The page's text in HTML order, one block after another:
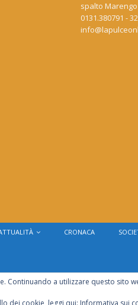
spalto
0131.380791 -
CRONACA
CONTATTI
Continuando a utilizzare questo sito
dei cookie, leggi qui: Informativa sui